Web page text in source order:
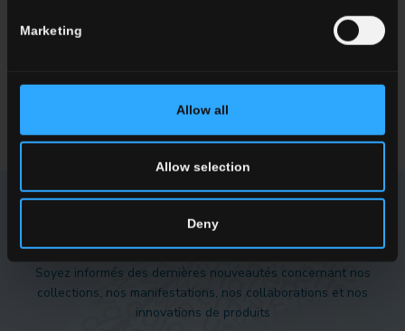
Marketing
Allow all
Allow selection
Deny
Vous cherchez un revendeur ou une solution spécifique pour
CONTACTEZ-NOUS
NEWSLETTER DEL CONCA
Soyez informés des dernières nouveautés concernant nos
collections, nos manifestations, nos collaborations et nos
innovations de produits